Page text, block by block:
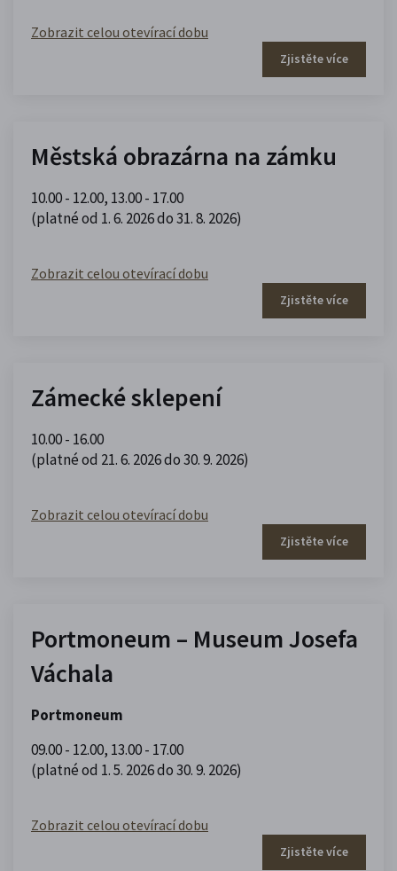
Zobrazit celou otevírací dobu
Zjistěte více
Městská obrazárna na zámku
10.00 - 12.00, 13.00 - 17.00
(platné od 1. 6. 2026 do 31. 8. 2026)
Zobrazit celou otevírací dobu
Zjistěte více
Zámecké sklepení
10.00 - 16.00
(platné od 21. 6. 2026 do 30. 9. 2026)
Zobrazit celou otevírací dobu
Zjistěte více
Portmoneum – Museum Josefa
Váchala
Portmoneum
09.00 - 12.00, 13.00 - 17.00
(platné od 1. 5. 2026 do 30. 9. 2026)
Zobrazit celou otevírací dobu
Zjistěte více